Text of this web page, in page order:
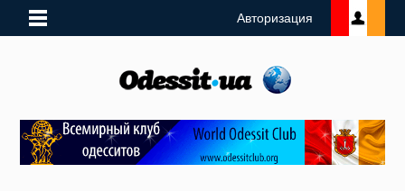
Авторизация